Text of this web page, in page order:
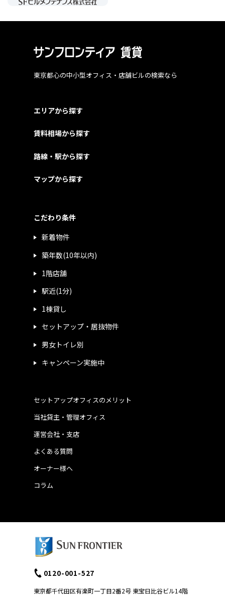
東京都心の中小型オフィス・店舗ビルの検索なら
エリアから探す
賃料相場から探す
路線・駅から探す
マップから探す
こだわり条件
新着物件
築年数(10年以内)
1階店舗
駅近(1分)
1棟貸し
セットアップ・居抜物件
男女トイレ別
キャンペーン実施中
運営会社・支店
よくある質問
当社貸主・管理オフィス
オーナー様へ
コラム
セットアップオフィスのメリット
0120-001-527
東京都千代田区有楽町一丁目2番2号 東宝日比谷ビル14階